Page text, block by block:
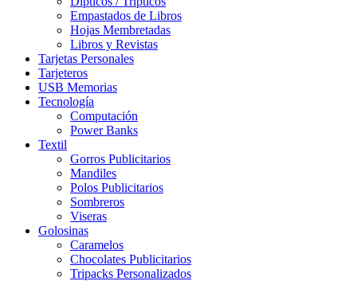
Empastados de Libros
Hojas Membretadas
Libros y Revistas
Tarjetas Personales
Tarjeteros
USB Memorias
Tecnología
Computación
Power Banks
Textil
Gorros Publicitarios
Mandiles
Polos Publicitarios
Sombreros
Viseras
Golosinas
Caramelos
Chocolates Publicitarios
Tripacks Personalizados